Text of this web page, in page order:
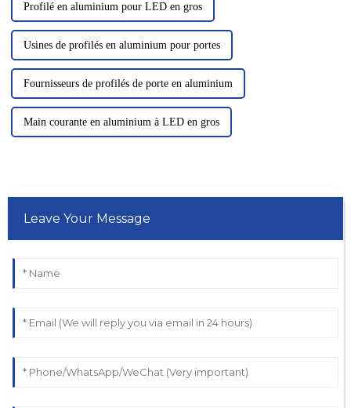
Profilé en aluminium pour LED en gros
Usines de profilés en aluminium pour portes
Fournisseurs de profilés de porte en aluminium
Main courante en aluminium à LED en gros
Leave Your Message